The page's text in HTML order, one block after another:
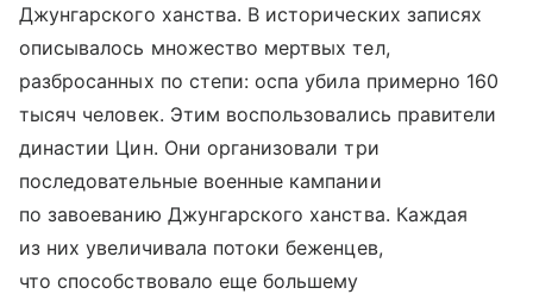
Джунгарского ханства. В исторических записях
описывалось множество мертвых тел,
разбросанных по степи: оспа убила примерно 160
тысяч человек. Этим воспользовались правители
династии Цин. Они организовали три
последовательные военные кампании
по завоеванию Джунгарского ханства. Каждая
из них увеличивала потоки беженцев,
что способствовало еще большему